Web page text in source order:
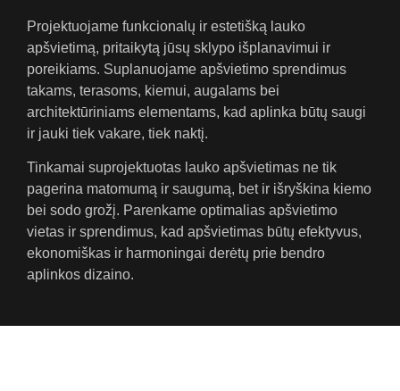
Projektuojame funkcionalų ir estetišką lauko
apšvietimą, pritaikytą jūsų sklypo išplanavimui ir
poreikiams. Suplanuojame apšvietimo sprendimus
takams, terasoms, kiemui, augalams bei
architektūriniams elementams, kad aplinka būtų saugi
ir jauki tiek vakare, tiek naktį.
Tinkamai suprojektuotas lauko apšvietimas ne tik
pagerina matomumą ir saugumą, bet ir išryškina kiemo
bei sodo grožį. Parenkame optimalias apšvietimo
vietas ir sprendimus, kad apšvietimas būtų efektyvus,
ekonomiškas ir harmoningai derėtų prie bendro
aplinkos dizaino.